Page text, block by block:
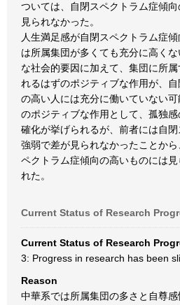
ついては、自閉スペクトラム症傾
見られなかった。
人生満足感が自閉スペクトラム症
は所属集団が多くても充分に高く
な社会的要因に加えて、集団に所
れるはずのポジティブな作用が、
の高い人には充分に働いていない
のポジティブな作用として、孤独
確化が挙げられるが、前者には自
強弱で差が見られなかったことか
ペクトラム症傾向の高いものには
れた。
Current Status of Research
Current Status of Research
3: Progress in research has been
Reason
中華系では所属集団の多さと自尊